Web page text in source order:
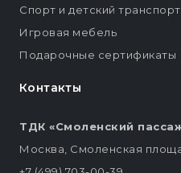
Контакты
ТДК «Смоленский
Москва, Смоленская
Спорт и детский транспорт
Игровая мебель
Подарочные сертификаты